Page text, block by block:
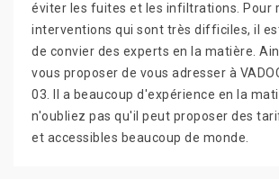
éviter les fuites et les infiltrations. Pour
interventions qui sont très difficiles, il
de convier des experts en la matière.
vous proposer de vous adresser à
03. Il a beaucoup d'expérience en la
n'oubliez pas qu'il peut proposer des
et accessibles beaucoup de monde.